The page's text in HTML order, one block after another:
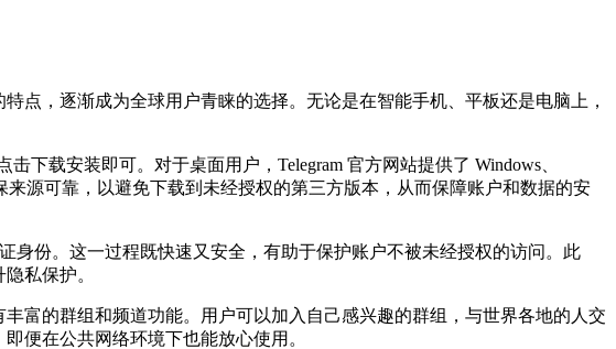
点，逐渐成为全球用户青睐的选择。无论是在智能手机、平板还是电脑上，
下载安装即可。对于桌面用户，Telegram 官方网站提供了 Windows、
源可靠，以避免下载到未经授权的第三方版本，从而保障账户和数据的安
身份。这一过程既快速又安全，有助于保护账户不被未经授权的访问。此
私保护。
富的群组和频道功能。用户可以加入自己感兴趣的群组，与世界各地的人交
便在公共网络环境下也能放心使用。